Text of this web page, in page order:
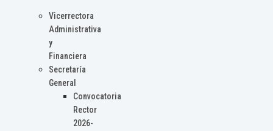
Vicerrectora
Administrativa
y
Financiera
Secretaría
General
Convocatoria
Rector
2026-